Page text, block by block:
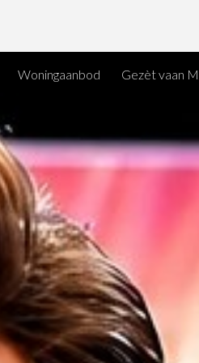
Woningaanbod Gezèt vaan